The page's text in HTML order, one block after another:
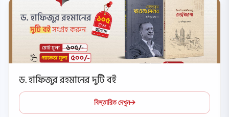
ড. হাফিজুর রহমানের দুটি বই
বিস্তারিত দেখুন